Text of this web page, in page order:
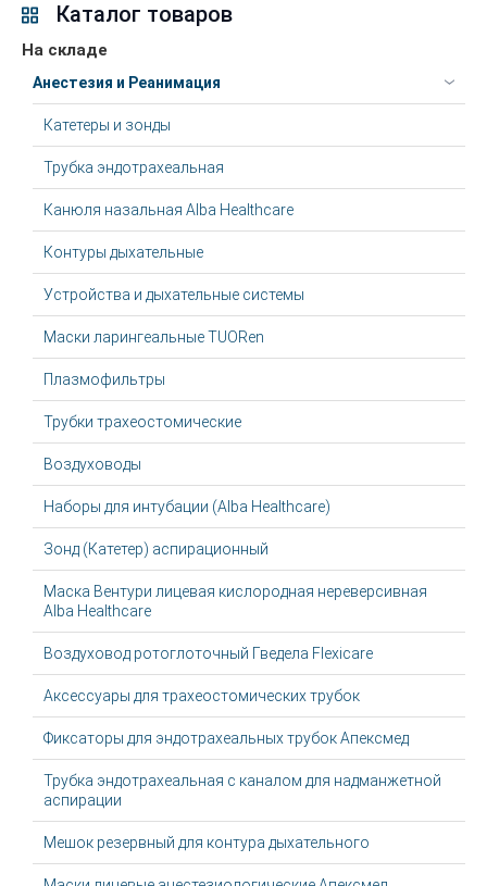
Каталог товаров
На складе
Анестезия и Реанимация
Катетеры и зонды
Трубка эндотрахеальная
Канюля назальная Alba Healthcare
Контуры дыхательные
Устройства и дыхательные системы
Маски ларингеальные TUORen
Плазмофильтры
Трубки трахеостомические
Воздуховоды
Наборы для интубации (Alba Healthcare)
Зонд (Катетер) аспирационный
Маска Вентури лицевая кислородная нереверсивная
Alba Healthcare
Воздуховод ротоглоточный Гведела Flexicare
Аксессуары для трахеостомических трубок
Фиксаторы для эндотрахеальных трубок Апексмед
Трубка эндотрахеальная с каналом для надманжетной
аспирации
Мешок резервный для контура дыхательного